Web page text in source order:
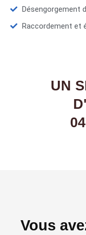
Désengorgement
Raccordement et
UN
Vous